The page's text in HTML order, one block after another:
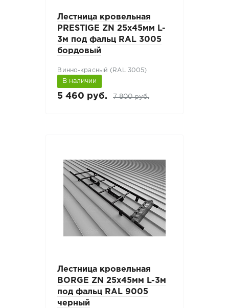
Лестница кровельная
PRESTIGE ZN 25x45мм L-
3м под фальц RAL 3005
бордовый
Винно-красный (RAL 3005)
В наличии
5 460 руб. 7 800 руб.
Лестница кровельная
BORGE ZN 25х45мм L-3м
под фальц RAL 9005
черный